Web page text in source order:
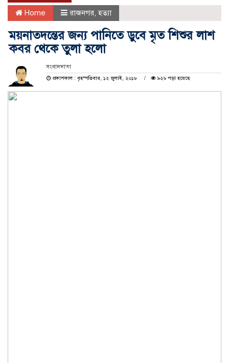
Home রাজনগর,হত্যা
ময়নাতদন্তের জন্য পানিতে ডুবে মৃত শিশুর লাশ
কবর থেকে তুলা হলো
সংবাদদাতা
প্রকাশকাল : বৃহস্পতিবার, ১২ জুলাই, ২০১৮
৯২৬ পড়া হয়েছে